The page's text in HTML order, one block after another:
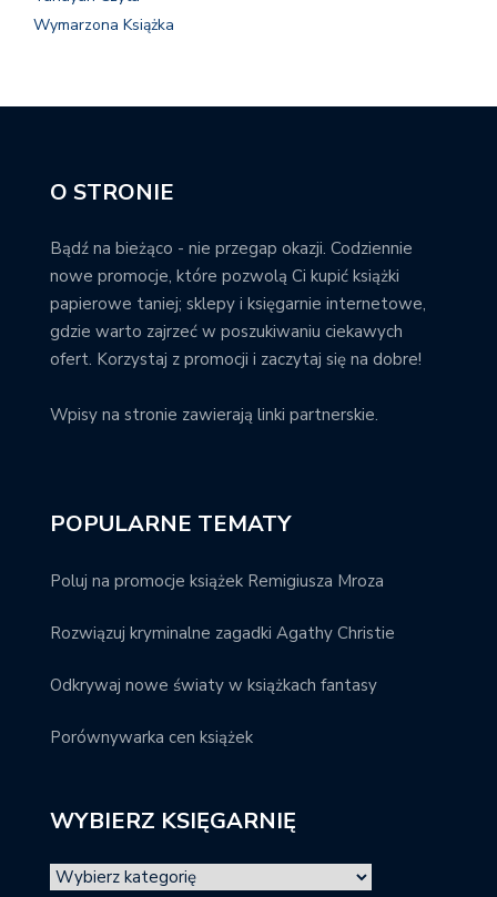
Wymarzona Książka
O STRONIE
Bądź na bieżąco - nie przegap okazji. Codziennie
nowe promocje, które pozwolą Ci kupić książki
papierowe taniej; sklepy i księgarnie internetowe,
gdzie warto zajrzeć w poszukiwaniu ciekawych
ofert. Korzystaj z promocji i zaczytaj się na dobre!
Wpisy na stronie zawierają linki partnerskie.
POPULARNE TEMATY
Poluj na promocje książek Remigiusza Mroza
Rozwiązuj kryminalne zagadki Agathy Christie
Odkrywaj nowe światy w książkach fantasy
Porównywarka cen książek
WYBIERZ KSIĘGARNIĘ